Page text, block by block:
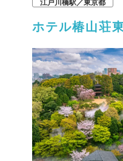
ホテル椿山荘